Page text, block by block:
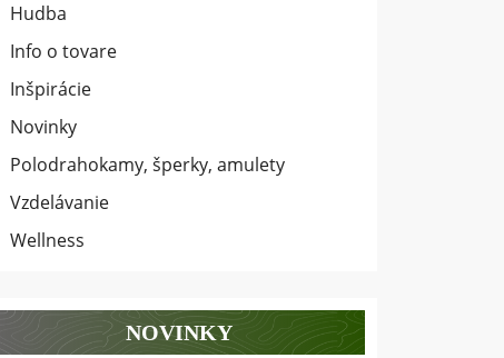
Hudba
Info o tovare
Inšpirácie
Novinky
Polodrahokamy, šperky, amulety
Vzdelávanie
Wellness
NOVINKY